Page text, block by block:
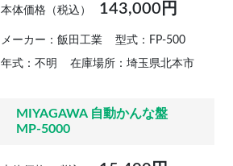
本体価格（税込） 143,000円
メーカー：飯田工業 型式：FP-500
年式：不明 在庫場所：埼玉県北本市
MIYAGAWA 自動かんな盤
MP-5000